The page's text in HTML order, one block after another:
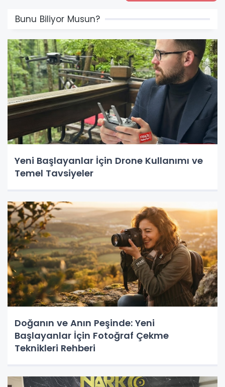
Bunu Biliyor Musun?
Yeni Başlayanlar İçin Drone Kullanımı ve
Temel Tavsiyeler
Doğanın ve Anın Peşinde: Yeni
Başlayanlar İçin Fotoğraf Çekme
Teknikleri Rehberi